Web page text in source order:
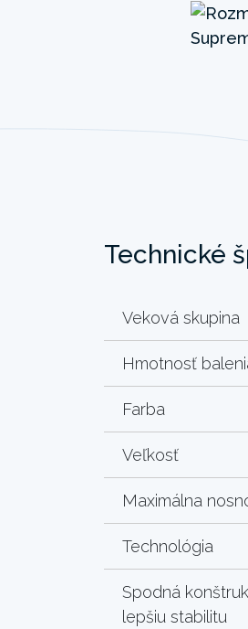
Technické
Veková skupina
Hmotnosť
Farba
Veľkosť
Maximálna
Technológia
Spodná
lepšiu stabilitu